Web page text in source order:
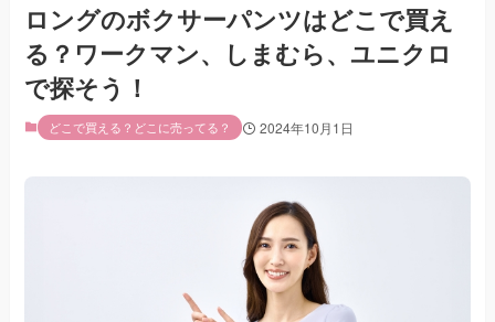
ロングのボクサーパンツはどこで買え
る？ワークマン、しまむら、ユニクロ
で探そう！
どこで買える？どこに売ってる？ 2024年10月1日